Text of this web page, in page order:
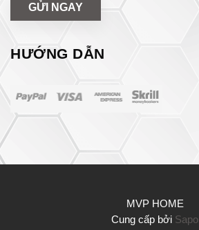
GỬI NGAY
HƯỚNG DẪN
MVP HOME
Cung cấp bởi Sapo